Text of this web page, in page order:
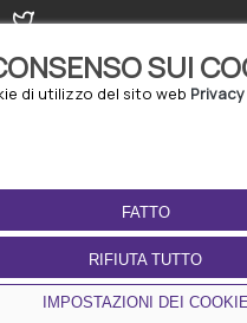
SUI
di utilizzo del sito web
FATTO
RIFIUTA TUTTO
IMPOSTAZIONI DEI COOKIE
D'USO
riservatezza
Cookie